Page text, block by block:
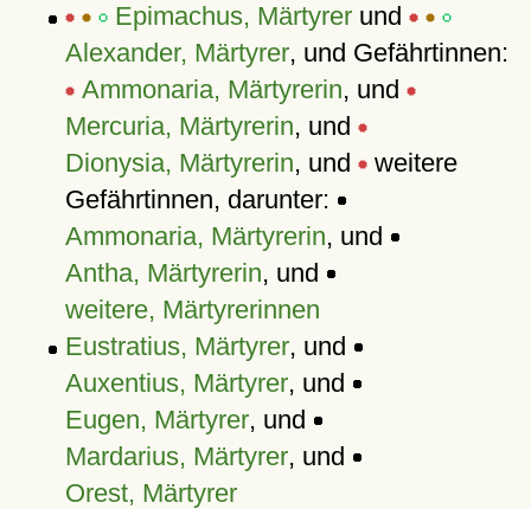
Epimachus, Märtyrerund
Alexander, Märtyrer, und Gefährtinnen:
Ammonaria, Märtyrerin, und
Mercuria, Märtyrerin, und
Dionysia, Märtyrerin, und weitere
Gefährtinnen, darunter:
Ammonaria, Märtyrerin, und
Antha, Märtyrerin, und
weitere, Märtyrerinnen
Eustratius, Märtyrer, und
Auxentius, Märtyrer, und
Eugen, Märtyrer, und
Mardarius, Märtyrer, und
Orest, Märtyrer